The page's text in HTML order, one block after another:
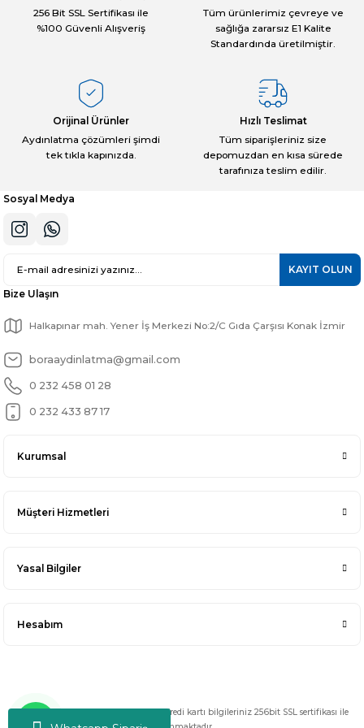
Ürün bilgilerinde hatalar bulunuyor.
Ürün fiyatı diğer sitelerden daha pahalı.
256 Bit SSL Sertifikası ile
%100 Güvenli Alışveriş
Tüm ürünlerimiz çevreye ve
sağlığa zararsız E1 Kalite
Standardında üretilmiştir.
Orijinal Ürünler
Aydınlatma çözümleri şimdi
tek tıkla kapınızda.
Hızlı Teslimat
Tüm siparişleriniz size
depomuzdan en kısa sürede
tarafınıza teslim edilir.
Sosyal Medya
KAYIT OLUN
Bize Ulaşın
Halkapınar mah. Yener İş Merkezi No:2/C Gıda Çarşısı Konak İzmir
boraaydinlatma@gmail.com
0 232 458 01 28
0 232 433 87 17
Kurumsal
Müşteri Hizmetleri
Yasal Bilgiler
Hesabım
Copyright 2025 © Her hakkı saklıdır. Kredi kartı bilgileriniz 256bit SSL sertifikası ile